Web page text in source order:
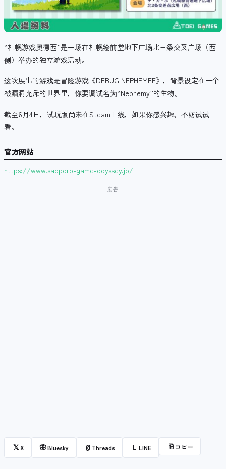
“札幌游戏奥德西”是一场在札幌绘前堂地下广场北三条交叉广场（西
侧）举办的独立游戏活动。
这次展出的游戏是冒险游戏《DEBUG NEPHEMEE》，背景设定在一个
被漏洞充斥的世界里，你要调试名为“Nephemy”的生物。
截至6月4日，试玩版尚未在Steam上线，如果你感兴趣，不妨试试
看。
官方网站
https://www.sapporo-game-odyssey.jp/
𝕏X 🦋Bluesky @ Threads L LINE ⎘ コピー